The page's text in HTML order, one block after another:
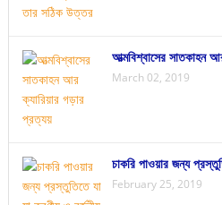
আত্মবিশ্বাসের সাতকাহন
March 02, 2019
চাকরি পাওয়ার জন্য
February 25, 2019